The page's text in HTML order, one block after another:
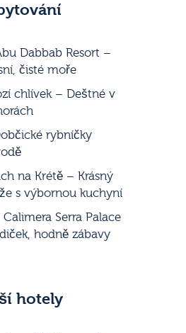
Dabbab Resort –
čisté moře
chlívek – Deštné v
rybníčky
na Krétě – Krásný
s výbornou kuchyní
Serra Palace
hodně zábavy
hotely